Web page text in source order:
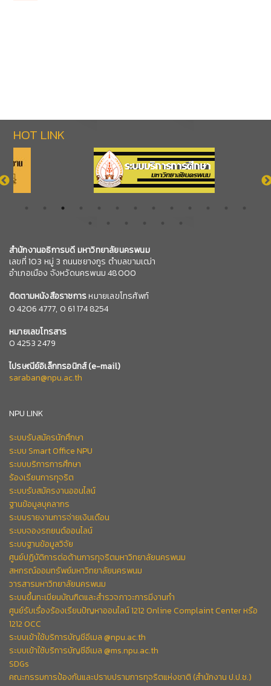
HOT LINK
สำนักงานอธิการบดี มหาวิทยาลัยนครพนม
เลขที่ 103 หมู่ 3 ถนนชยางกูร ตำบลขามเฒ่า
อำเภอเมือง จังหวัดนครพนม 48000
ติดตามหนังสือราชการหมายเลขโทรศัพท์
04206 4777, 0 61 174 8254
หมายเลขโทรสาร
0 4253 2479
ไปรษณีย์อิเล็กทรอนิกส์(e-mail)
saraban@npu.ac.th
NPU LINK
ระบบรับสมัครนักศึกษา
ระบบ Smart Office NPU
ระบบบริการการศึกษา
ร้องเรียนการทุจริต
ระบบรับสมัครงานออนไลน์
ฐานข้อมูลบุคลากร
ระบบรายงานการจ่ายเงินเดือน
ระบบจองรถยนต์ออนไลน์
ระบบฐานข้อมูลวิจัย
ศูนย์ปฏิบัติการต่อต้านการทุจริตมหาวิทยาลัยนครพนม
สหกรณ์ออมทรัพย์มหาวิทยาลัยนครพนม
วารสารมหาวิทยาลัยนครพนม
ระบบขึ้นทะเบียนบัณฑิตและสำรวจภาวะการมีงานทำ
ศูนย์รับเรื่องร้องเรียนปัญหาออนไลน์ 1212 Online Complaint Center หรือ
1212 OCC
ระบบเข้าใช้บริการบัญชีอีเมล @npu.ac.th
ระบบเข้าใช้บริการบัญชีอีเมล @ms.npu.ac.th
SDGs
คณะกรรมการป้องกันและปราบปรามการทุจริตแห่งชาติ (สำนักงาน ป.ป.ช.)